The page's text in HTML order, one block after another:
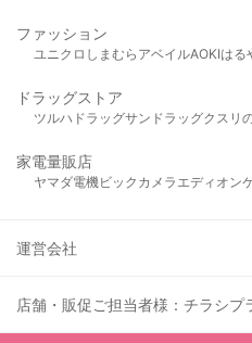
ファッション
ユニクロ しまむら アベイルAOKIはる
ドラッグストア
ツルハドラッグサンドラッグクスリ
家電量販店
ヤマダ電機ビックカメラ エディオン
運営会社
店舗・販促ご担当者様：チラシプ